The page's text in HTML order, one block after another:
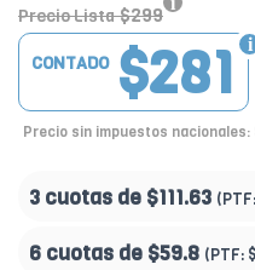
Precio Lista $299
$281
CONTADO
Precio sin impuestos nacionales:
3 cuotas de $111.63 (PTF:
6 cuotas de $59.8 (PTF: